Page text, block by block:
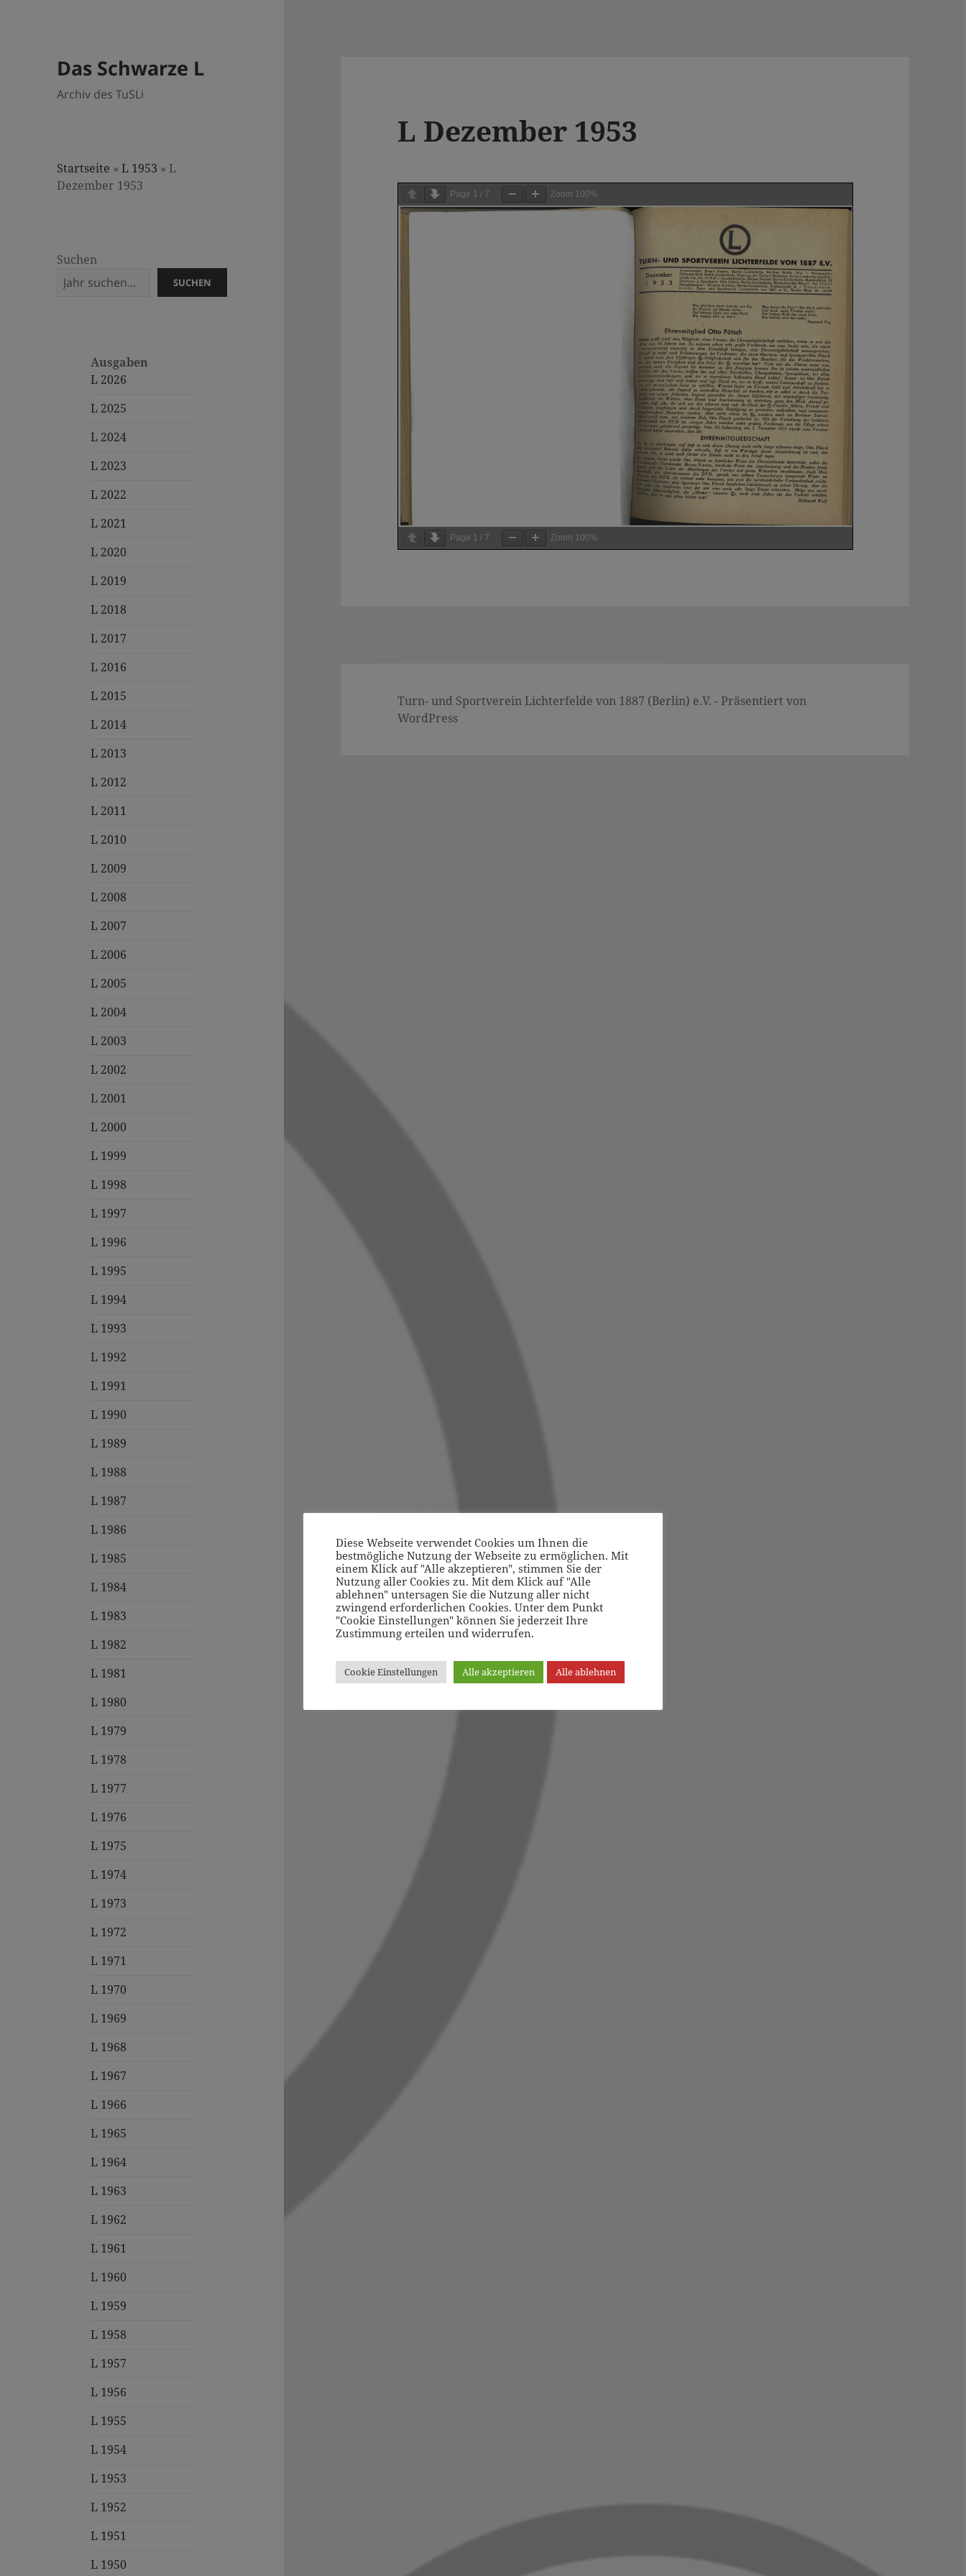
Das Schwarze L
Archiv des TuSLi
Startseite »L 1953 » L
Dezember 1953
Suchen
SUCHEN
Ausgaben
L 2026
L 2025
L 2024
L 2023
L 2022
L 2021
L 2020
L 2019
L 2018
L 2017
L 2016
L 2015
L 2014
L 2013
L 2012
L 2011
L 2010
L 2009
L 2008
L 2007
L 2006
L 2005
L 2004
L 2003
L 2002
L 2001
L 2000
L 1999
L 1998
L 1997
L 1996
L 1995
L 1994
L 1993
L 1992
L 1991
L 1990
L 1989
L 1988
L 1987
L 1986
L 1985
L 1984
L 1983
L 1982
L 1981
L 1980
L 1979
L 1978
L 1977
L 1976
L 1975
L 1974
L 1973
L 1972
L 1971
L 1970
L 1969
L 1968
L 1967
L 1966
L 1965
L 1964
L 1963
L 1962
L 1961
L 1960
L 1959
L 1958
L 1957
L 1956
L 1955
L 1954
L 1953
L 1952
L 1951
L 1950
L Dezember 1953
Page 1 / 7 Zoom 100%
Page 1 / 7 Zoom 100%
Turn- und Sportverein Lichterfelde von 1887 (Berlin) e.V. - Präsentiert von
WordPress
Diese Webseite verwendet Cookies um Ihnen die
bestmögliche Nutzung der Webseite zu ermöglichen. Mit
einem Klick auf "Alle akzeptieren", stimmen Sie der
Nutzung aller Cookies zu. Mit dem Klick auf "Alle
ablehnen" untersagen Sie die Nutzung aller nicht
zwingend erforderlichen Cookies. Unter dem Punkt
"Cookie Einstellungen" können Sie jederzeit Ihre
Zustimmung erteilen und widerrufen.
Cookie Einstellungen Alle akzeptieren Alle ablehnen